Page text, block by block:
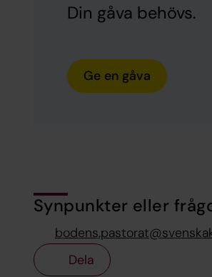
Din gåva behövs.
Ge en gåva
Synpunkter eller
Dela